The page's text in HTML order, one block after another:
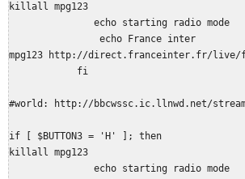
killall mpg123
               echo starting radio mode
                echo France inter
mpg123 http://direct.franceinter.fr/live/
            fi
#world: http://bbcwssc.ic.llnwd.net/stream/
if [ $BUTTON3 = 'H' ]; then
killall mpg123
               echo starting radio mode